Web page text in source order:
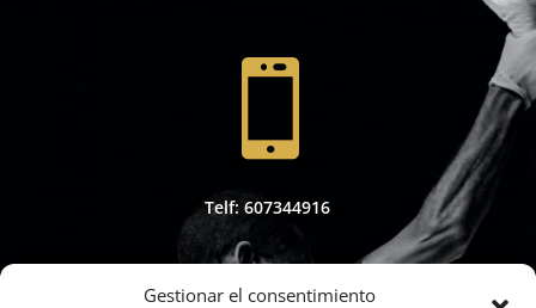
Gestionar el consentimiento

Telf: 607344916